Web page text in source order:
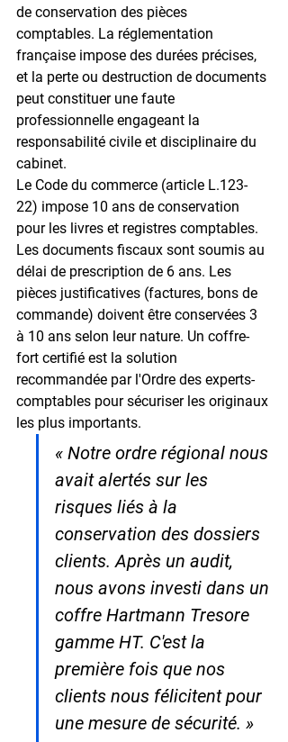
de conservation des pièces
comptables. La réglementation
française impose des durées précises,
et la perte ou destruction de documents
peut constituer une faute
professionnelle engageant la
responsabilité civile et disciplinaire du
cabinet.
Le Code du commerce (article L.123-
22) impose 10 ans de conservation
pour les livres et registres comptables.
Les documents fiscaux sont soumis au
délai de prescription de 6 ans. Les
pièces justificatives (factures, bons de
commande) doivent être conservées 3
à 10 ans selon leur nature. Un coffre-
fort certifié est la solution
recommandée par l'Ordre des experts-
comptables pour sécuriser les originaux
les plus importants.
« Notre ordre régional nous
avait alertés sur les
risques liés à la
conservation des dossiers
clients. Après un audit,
nous avons investi dans un
coffre Hartmann Tresore
gamme HT. C'est la
première fois que nos
clients nous félicitent pour
une mesure de sécurité. »